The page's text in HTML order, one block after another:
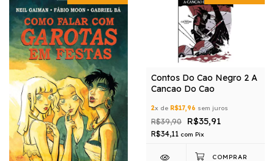
Contos Do Cao Negro 2 A
Cancao Do Cao
2x de R$17,96 sem juros
R$39,90 R$35,91
R$34,11 com Pix